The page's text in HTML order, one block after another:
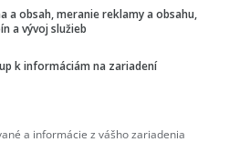
aj z maličkostí, je atraktívna
a obsah, meranie reklamy a obsahu,
a vývoj služieb
k informáciám na zariadení
a informácie z vášho zariadenia